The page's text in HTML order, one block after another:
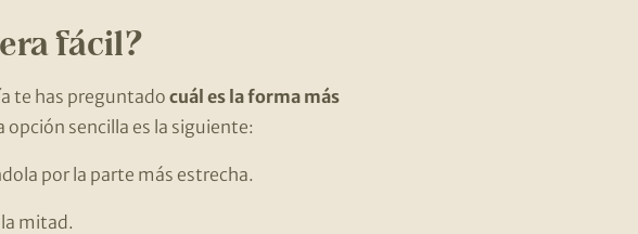
fácil?
te has preguntado cuál es la forma más
sencilla es la siguiente:
por la parte más estrecha.
mitad.